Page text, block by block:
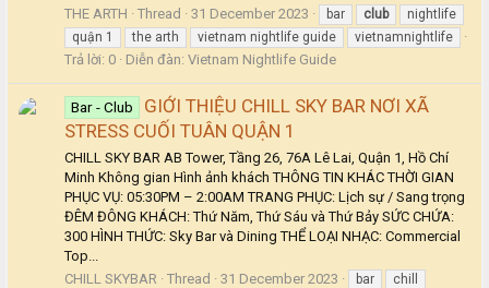
THE ARTH
Thread 31 December 2023 bar club
nightlife
quận 1
the arth vietnam nightlife guide vietnamnightlife
Trả lời: 0 Diễn đàn: Vietnam Nightlife Guide
Bar - Club
GIỚI THIỆU CHILL SKY BAR NƠI XÃ
STRESS CUỐI TUÂN QUẬN 1
CHILL SKY BAR AB Tower, Tầng 26, 76A Lê Lai, Quận 1, Hồ Chí
Minh Không gian Hình ảnh khách THÔNG TIN KHÁC THỜI GIAN
PHỤC VỤ: 05:30PM – 2:00AM TRANG PHỤC: Lịch sự / Sang trọng
ĐÊM ĐÔNG KHÁCH: Thứ Năm, Thứ Sáu và Thứ Bảy SỨC CHỨA:
300 HÌNH THỨC: Sky Bar và Dining THỂ LOẠI NHẠC: Commercial
Top...
CHILL SKYBAR
Thread 31 December 2023 bar
chill